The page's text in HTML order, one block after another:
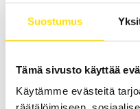
Suostumus
Tämä sivusto käyttää
Käytämme evästeitä
painevoiman
omaavat nollalla